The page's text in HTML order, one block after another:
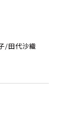
/田代沙織